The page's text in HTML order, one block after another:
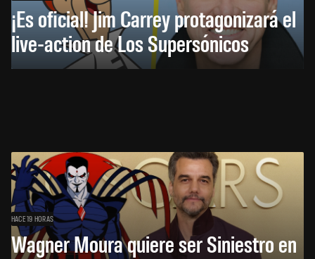
¡Es oficial! Jim Carrey protagonizará el
live-action de Los Supersónicos
HACE 19 HORAS
Wagner Moura quiere ser Siniestro en